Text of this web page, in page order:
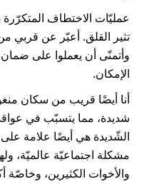
عمليّات الاختطاف
تثير القلق. أعبّر عن قربي
وأتمنّى أن يعملوا على ضمان
الإمكان.
أنا أيضًا قريب من سكان
شديدة، مما يتسبّب في
الشّديدة هي أيضًا علامة على
مشكلة اجتماعيّة عالميّة،
والأخوات الكثيرين،